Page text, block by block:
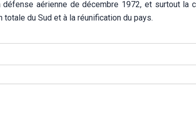
aérienne de décembre 1972, et surtout la
totale du Sud et à la réunification du pays.